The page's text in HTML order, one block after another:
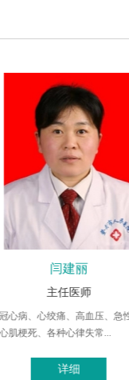
郭杏花
副主任医师
急危重患者的诊断、治疗。
详细